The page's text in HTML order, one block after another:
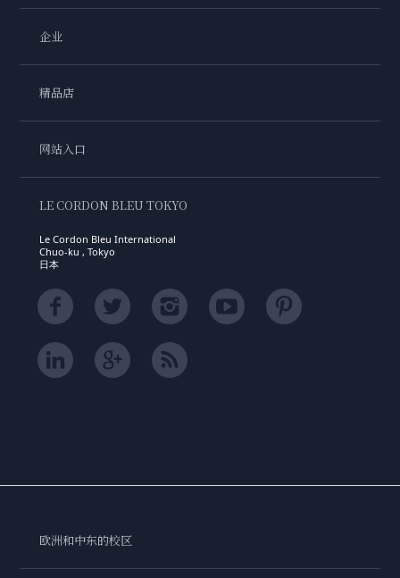
企业
精品店
网站入口
LE CORDON BLEU TOKYO
Le Cordon Bleu International
Chuo-ku , Tokyo
日本
欧洲和中东的校区